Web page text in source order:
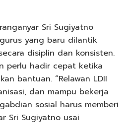
Sri Sugiyatno
yang baru dilantik
disiplin dan konsisten.
perlu hadir cepat ketika
bantuan. “Relawan LDII
dan mampu bekerja
sosial harus memberi
Sri Sugiyatno usai